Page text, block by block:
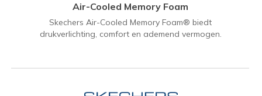
Air-Cooled Memory Foam
Skechers Air-Cooled Memory Foam® biedt
drukverlichting, comfort en ademend vermogen.